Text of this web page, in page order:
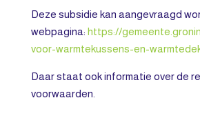
Deze subsidie kan aangevraagd
webpagina: https://
voor-warmtekussens-en-
Daar staat ook informatie over de
voorwaarden.